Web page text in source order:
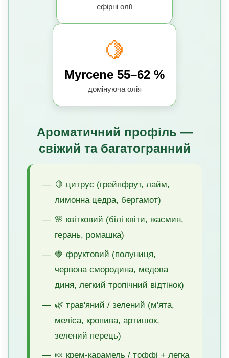
ефірні олії
🍋
Myrcene 55–62 %
домінуюча олія
Ароматичний профіль —
свіжий та багатогранний
🍋 цитрус (грейпфрут, лайм,
лимонна цедра, бергамот)
🌸 квітковий (білі квіти, жасмин,
герань, ромашка)
🍓 фруктовий (полуниця,
червона смородина, медова
диня, легкий тропічний відтінок)
🌿 трав'яний / зелений (м'ята,
меліса, кропива, артишок,
зелений перець)
🍬 крем-карамель / тоффі + легка